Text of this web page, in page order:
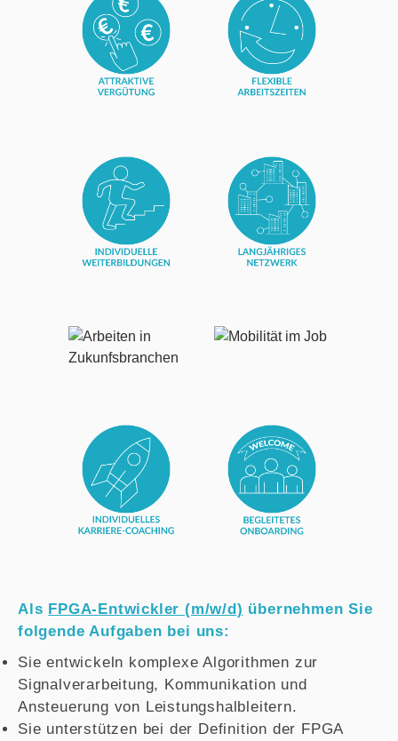
Als FPGA-Entwickler (m/w/d) übernehmen Sie
folgende Aufgaben bei uns:
Sie entwickeln komplexe Algorithmen zur
Signalverarbeitung, Kommunikation und
Ansteuerung von Leistungshalbleitern.
Sie unterstützen bei der Definition der FPGA